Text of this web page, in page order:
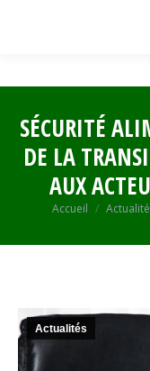
SÉCURITÉ
DE LA
AUX
Vous êtes ici :
Accueil
Actualités